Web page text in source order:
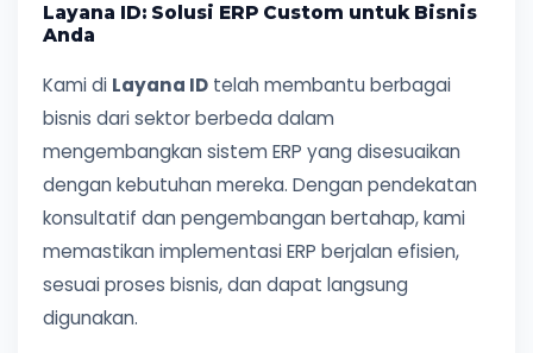
Layana ID: Solusi ERP Custom untuk Bisnis
Anda
Kami di Layana ID telah membantu berbagai
bisnis dari sektor berbeda dalam
mengembangkan sistem ERP yang disesuaikan
dengan kebutuhan mereka. Dengan pendekatan
konsultatif dan pengembangan bertahap, kami
memastikan implementasi ERP berjalan efisien,
sesuai proses bisnis, dan dapat langsung
digunakan.